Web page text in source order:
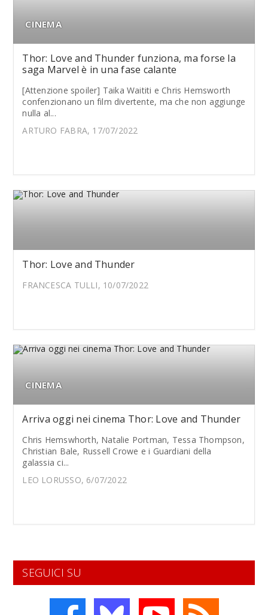
CINEMA
Thor: Love and Thunder funziona, ma forse la
saga Marvel è in una fase calante
[Attenzione spoiler] Taika Waititi e Chris Hemsworth
confenzionano un film divertente, ma che non aggiunge
nulla al...
ARTURO FABRA, 17/07/2022
Thor: Love and Thunder
FRANCESCA TULLI, 10/07/2022
CINEMA
Arriva oggi nei cinema Thor: Love and Thunder
Chris Hemswhorth, Natalie Portman, Tessa Thompson,
Christian Bale, Russell Crowe e i Guardiani della
galassia ci...
LEO LORUSSO, 6/07/2022
SEGUICI SU